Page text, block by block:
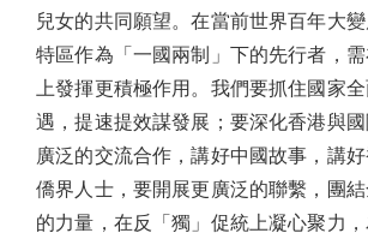
兒女的共同願望。在當前世界百年大
特區作為「一國兩制」下的先行者，
上發揮更積極作用。我們要抓住國家
遇，提速提效謀發展；要深化香港與
廣泛的交流合作，講好中國故事，講
僑界人士，要開展更廣泛的聯繫，團
的力量，在反「獨」促統上凝心聚力